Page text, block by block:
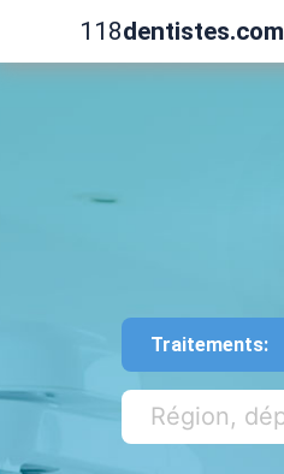
118dentistes.com
Traitements: